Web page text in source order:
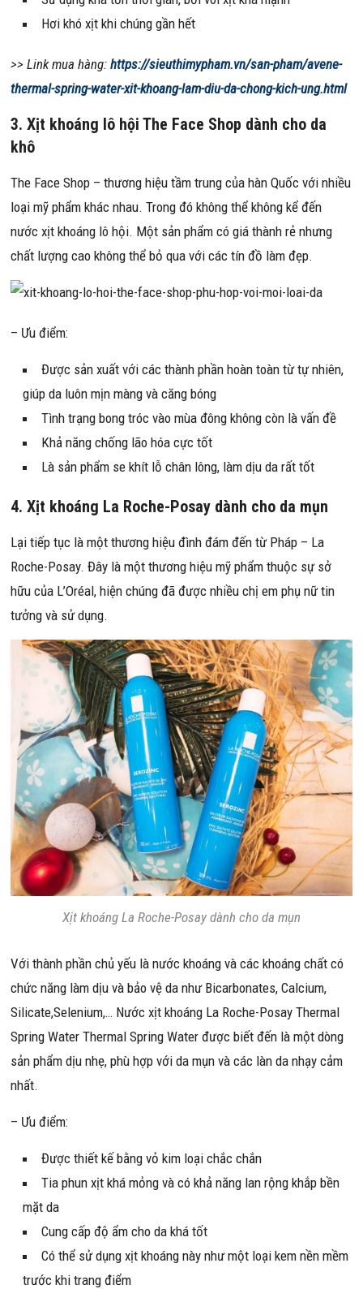
Hơi khó xịt khi chúng gần hết
>> Link mua hàng:https://sieuthimypham.vn/san-pham/avene-
thermal-spring-water-xit-khoang-lam-diu-da-chong-kich-ung.html
3. Xịt khoáng lô hội The Face Shop dành cho da
khô
The Face Shop – thương hiệu tầm trung của hàn Quốc với nhiều
loại mỹ phẩm khác nhau. Trong đó không thể không kể đến
nước xịt khoáng lô hội. Một sản phẩm có giá thành rẻ nhưng
chất lượng cao không thể bỏ qua với các tín đồ làm đẹp.
– Ưu điểm:
Được sản xuất với các thành phần hoàn toàn từ tự nhiên,
giúp da luôn mịn màng và căng bóng
Tình trạng bong tróc vào mùa đông không còn là vấn đề
Khả năng chống lão hóa cực tốt
Là sản phẩm se khít lỗ chân lông, làm dịu da rất tốt
4. Xịt khoáng La Roche-Posay dành cho da mụn
Lại tiếp tục là một thương hiệu đình đám đến từ Pháp – La
Roche-Posay. Đây là một thương hiệu mỹ phẩm thuộc sự sở
hữu của L’Oréal, hiện chúng đã được nhiều chị em phụ nữ tin
tưởng và sử dụng.
Xịt khoáng La Roche-Posay dành cho da mụn
Với thành phần chủ yếu là nước khoáng và các khoáng chất có
chức năng làm dịu và bảo vệ da như Bicarbonates, Calcium,
Silicate,Selenium,… Nước xịt khoáng La Roche-Posay Thermal
Spring Water Thermal Spring Water được biết đến là một dòng
sản phẩm dịu nhẹ, phù hợp với da mụn và các làn da nhạy cảm
nhất.
– Ưu điểm:
Được thiết kế bằng vỏ kim loại chắc chắn
Tia phun xịt khá mỏng và có khả năng lan rộng khắp bền
mặt da
Cung cấp độ ẩm cho da khá tốt
Có thể sử dụng xịt khoáng này như một loại kem nền mềm
trước khi trang điểm